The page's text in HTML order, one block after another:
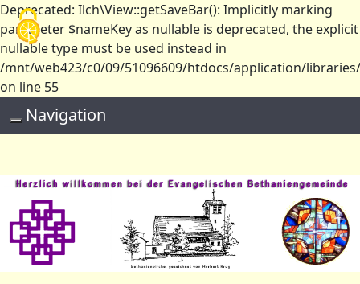
Deprecated: Ilch\View::getSaveBar(): Implicitly marking
parameter $nameKey as nullable is deprecated, the explicit
nullable type must be used instead in
/mnt/web423/c0/09/51096609/htdocs/application/
on line 55
Toggle navigation
Navigation
Cookie-Einstellungen